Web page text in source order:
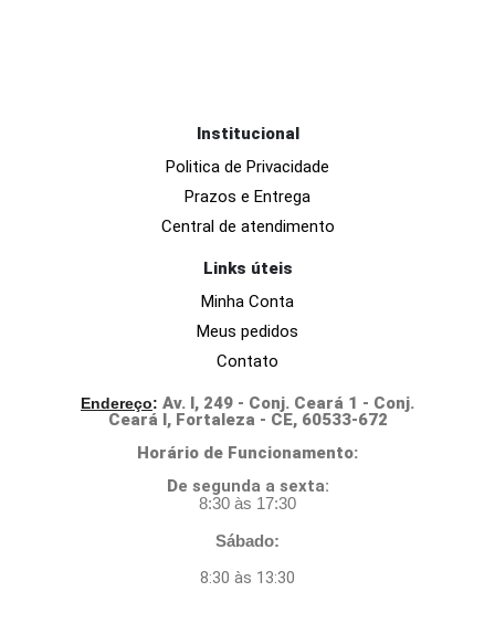
Institucional
Politica de Privacidade
Prazos e Entrega
Central de atendimento
Links úteis
Minha Conta
Meus pedidos
Contato
Endereço: Av. I, 249 - Conj. Ceará 1 - Conj.
Ceará I, Fortaleza - CE, 60533-672
Horário de Funcionamento:
De segunda a sexta:
8:30 às 17:30
Sábado:
8:30 às 13:30